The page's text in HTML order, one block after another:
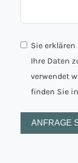
Sie
Ihre Daten
verwendet
finden Sie
ANFRAGE